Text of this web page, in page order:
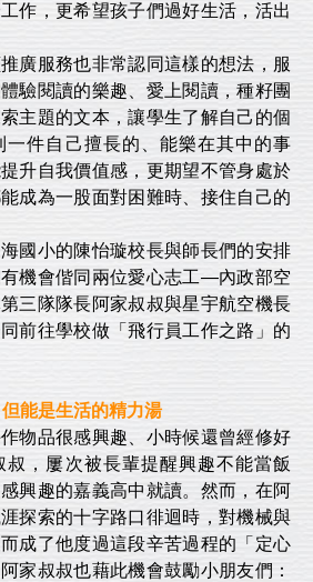
作，更希望孩子們過好生活，活出
服務也非常認同這樣的想法，服
驗閱讀的樂趣、愛上閱讀，種籽團
主題的文本，讓學生了解自己的個
一件自己擅長的、能樂在其中的事
升自我價值感，更期望不管身處於
成為一股面對困難時、接住自己的
小的陳怡璇校長與師長們的安排
機會偕同兩位愛心志工—內政部空
三隊隊長阿家叔叔與星宇航空機長
前往學校做「飛行員工作之路」的
能是生活的精力湯
品很感興趣、小時候還曾經修好
叔，屢次被長輩提醒興趣不能當飯
興趣的嘉義高中就讀。然而，在阿
探索的十字路口徘迴時，對機械與
成了他度過這段辛苦過程的「定心
家叔叔也藉此機會鼓勵小朋友們：